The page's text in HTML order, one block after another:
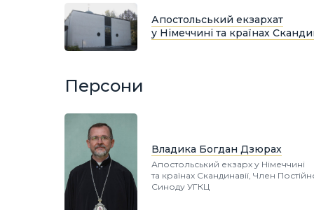
Апостольський екзархат
у Німеччині та країнах
Персони
Владика Богдан Дзюрах
Апостольський екзарх у Німеччині
та країнах Скандинавії, Член
Синоду УГКЦ